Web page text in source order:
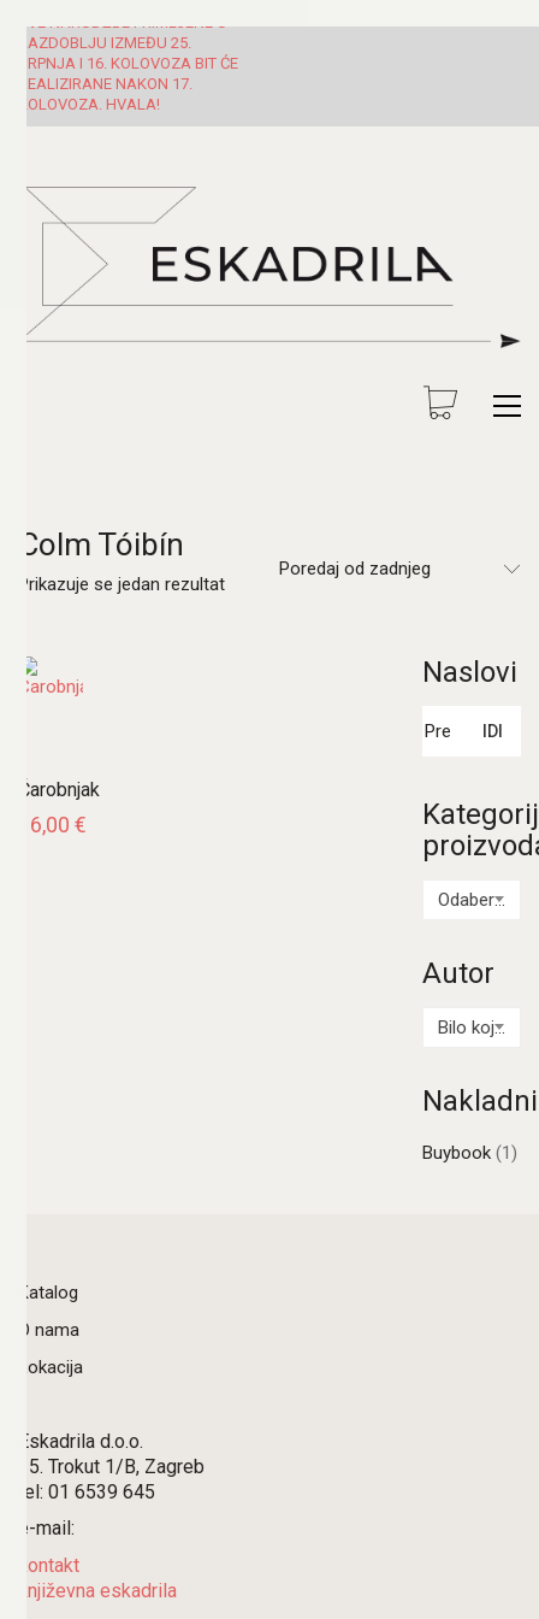
SVE NARUDŽBE PRIMLJENE U
RAZDOBLJU IZMEĐU 25.
SRPNJA I 16. KOLOVOZA BIT ĆE
REALIZIRANE NAKON 17.
KOLOVOZA. HVALA!
Colm Tóibín
Prikazuje se jedan rezultat
Poredaj od zadnjeg
Čarobnjak
16,00 €
Naslovi
IDI
Odaberi kategoriju
Autor
Bilo koji Autor
Buybook (1)
Katalog
O nama
Lokacija
Eskadrila d.o.o.
15. Trokut 1/B, Zagreb
tel: 01 6539 645
e-mail:
kontakt
književna eskadrila